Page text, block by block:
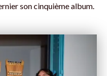
son cinquième album.